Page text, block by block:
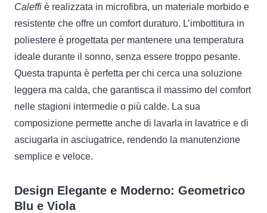
Caleffi è realizzata in microfibra, un materiale morbido e
resistente che offre un comfort duraturo. L’imbottitura in
poliestere è progettata per mantenere una temperatura
ideale durante il sonno, senza essere troppo pesante.
Questa trapunta è perfetta per chi cerca una soluzione
leggera ma calda, che garantisca il massimo del comfort
nelle stagioni intermedie o più calde. La sua
composizione permette anche di lavarla in lavatrice e di
asciugarla in asciugatrice, rendendo la manutenzione
semplice e veloce.
Design Elegante e Moderno: Geometrico
Blu e Viola